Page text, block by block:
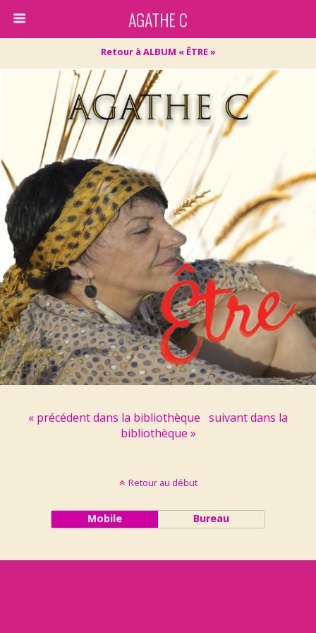
AGATHE C
Retour à ALBUM « ÊTRE »
« précédent dans la bibliothèque suivant dans la
bibliothèque »
Retour au début
Mobile Bureau